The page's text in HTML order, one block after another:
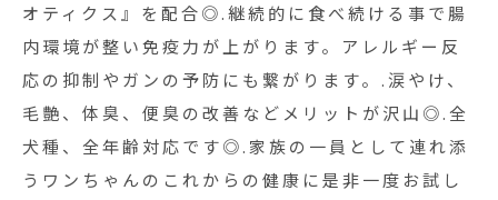
#松江市ペットサロン #松江市ペット #松江市グル
ーマー #松江#島根#partyanimal#ﾊﾟｰﾃｨｰｱﾆﾏﾙ
オティクス』を配合◎.継続的に食べ続ける事で腸
内環境が整い免疫力が上がります。アレルギー反
応の抑制やガンの予防にも繋がります。.涙やけ、
毛艶、体臭、便臭の改善などメリットが沢山◎.全
犬種、全年齢対応です◎.家族の一員として連れ添
うワンちゃんのこれからの健康に是非一度お試し